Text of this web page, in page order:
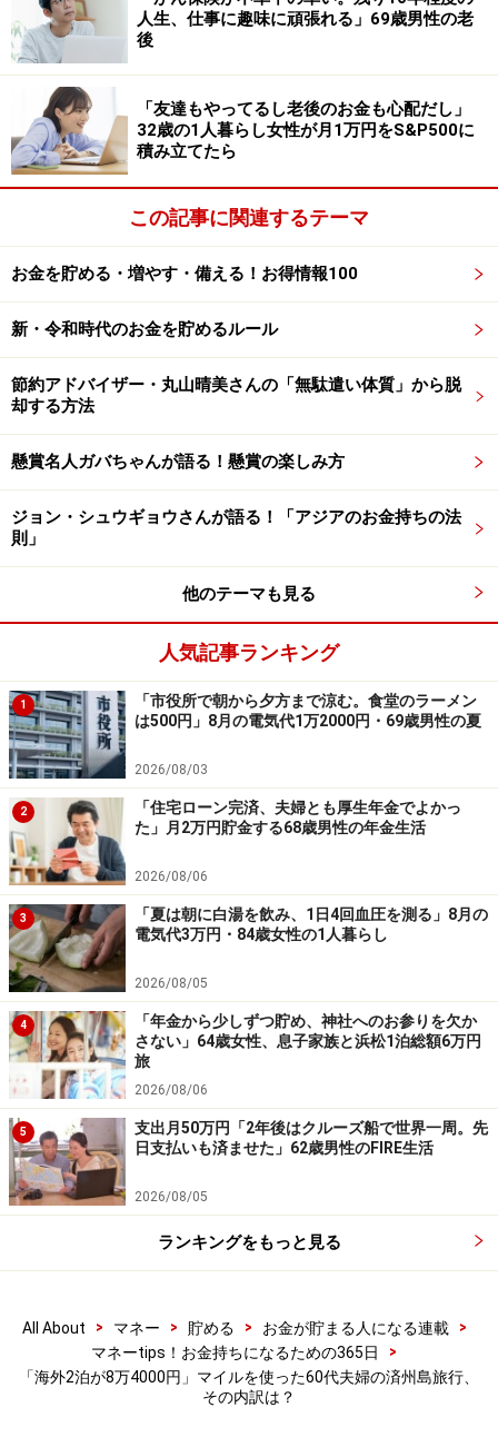
年金生活における旅費のやりくりについては「現役時代
からリタイアしたら旅行する為に旅行貯金をしていまし
たし、普段は特別ぜいたくな生活はしていないので今後
も旅行できそうです」とのこと。
ただシニアになってからの海外旅行はやはり不安もあっ
たそうで、済州島旅行でも「初めて海外の航空券やホテ
ルを予約したのできちんと予約できているか心配でし
た。ただ、実際訪れてみるとチャーターしたタクシーの
運転手さんなど思ったよりも日本語が通じて昼食のおい
最後に海外旅行を計画しているシニア世代に向けて「ま
たら個人旅行に進むといいと思います。個人旅行の方が
自由に自分のペースで旅ができて楽しめますよ」とアド
バイスされていました。
※シニアの旅行費用をはじめ、投資や年金生活など、皆
さんのお金のエピソードをお寄せください。エピソード
の採用で3000円分のAmazonギフト券をもれなくプレゼ
こちらから
ーーーーーーーーーーーーーーーー
※本文カッコ内の回答者コメントは原文に準拠していま
す
※エピソードは投稿者の当時のものです。現在とはサー
ビスや金額などの情報が異なることがございます
※投稿エピソードのため、内容の正確性を保証するもの
ではございません
※記事内容は執筆時点のものです。最新の内容をご確認くださ
い。
本記事の内容は一般的な情報提供を目的としており、特定の金融
商品や投資行動を推奨するものではありません。
投資や資産運用に関する最終的なご判断はご自身の責任において
行ってください。
掲載情報の正確性・完全性については十分に配慮しております
が、その内容を保証するものではなく、これに基づく損失・損害
などについて当社は一切の責任を負いません。
最新の情報や詳細については、必ず各金融機関やサービス提供者
の公式情報をご確認ください。
【編集部からのお知らせ】
・「家計」について、アンケート（2026/8/31まで）
を実施
なります
人生、仕事に趣味に頑張れる」69歳男性の老
後
「友達もやってるし老後のお金も心配だし」
32歳の1人暮らし女性が月1万円をS&P500に
積み立てたら
この記事に関連するテーマ
お金を貯める・増やす・備える！お得情報100
新・令和時代のお金を貯めるルール
節約アドバイザー・丸山晴美さんの「無駄遣い体質」から脱
却する方法
懸賞名人ガバちゃんが語る！懸賞の楽しみ方
ジョン・シュウギョウさんが語る！「アジアのお金持ちの法
則」
他のテーマも見る
人気記事ランキング
1
「市役所で朝から夕方まで涼む。食堂のラーメン
は500円」8月の電気代1万2000円・69歳男性の夏
2026/08/03
2
「住宅ローン完済、夫婦とも厚生年金でよかっ
た」月2万円貯金する68歳男性の年金生活
2026/08/06
3
「夏は朝に白湯を飲み、1日4回血圧を測る」8月の
電気代3万円・84歳女性の1人暮らし
2026/08/05
4
「年金から少しずつ貯め、神社へのお参りを欠か
さない」64歳女性、息子家族と浜松1泊総額6万円
旅
2026/08/06
5
支出月50万円「2年後はクルーズ船で世界一周。先
日支払いも済ませた」62歳男性のFIRE生活
2026/08/05
ランキングをもっと見る
All About > マネー > 貯める > お金が貯まる人になる連載
>
マネーtips！お金持ちになるための365日
>
「海外2泊が8万4000円」マイルを使った60代夫婦の済州島旅行、
その内訳は？